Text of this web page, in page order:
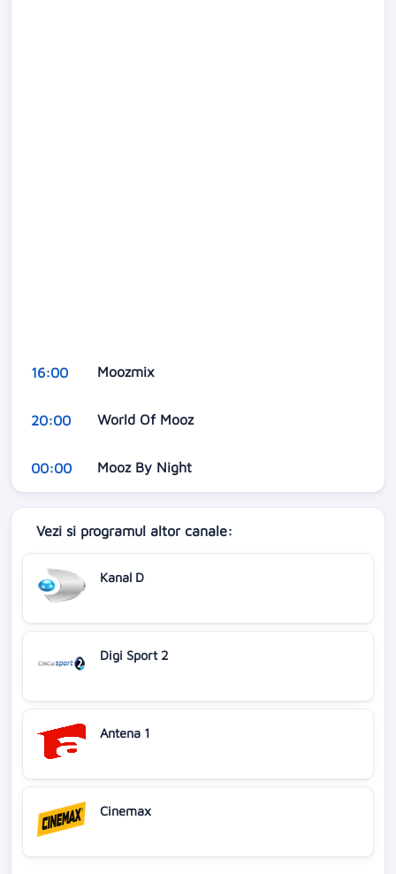
16:00 Moozmix
20:00 World Of Mooz
00:00 Mooz By Night
Vezi si programul altor canale:
Kanal D
Digi Sport 2
Antena 1
Cinemax